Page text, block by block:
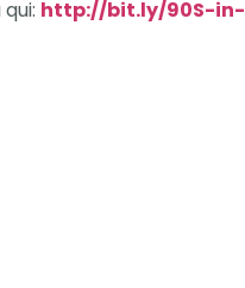
http://bit.ly/90S-in-